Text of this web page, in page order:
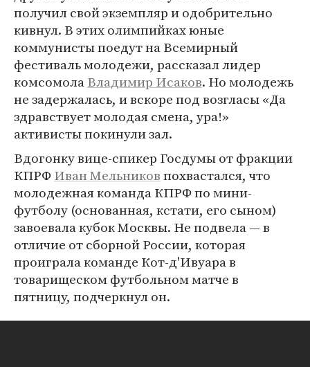
получил свой экземпляр и одобрительно
кивнул. В этих олимпийках юные
коммунисты поедут на Всемирный
фестиваль молодежи, рассказал лидер
комсомолаВладимир Исаков. Но молодежь
не задержалась, и вскоре под возгласы «Да
здравствует молодая смена, ура!»
активисты покинули зал.
Вдогонку вице-спикер Госдумы от фракции
КПРФИван Мельниковпохвастался, что
молодежная команда КПРФ по мини-
футболу (основанная, кстати, его сыном)
завоевала кубок Москвы. Не подвела — в
отличие от сборной России, которая
проиграла команде Кот-д'Ивуара в
товарищеском футбольном матче в
пятницу, подчеркнул он.